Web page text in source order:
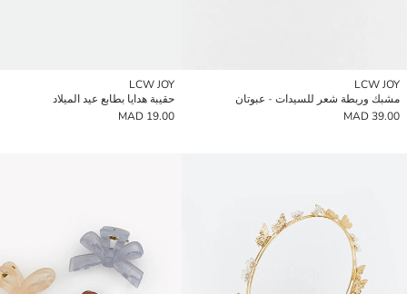
LCW JOY
مشبك وربطة شعر للسيدات - عبوتان
39.00 MAD
LCW JOY
حقيبة هدايا بطابع عيد الميلاد
19.00 MAD